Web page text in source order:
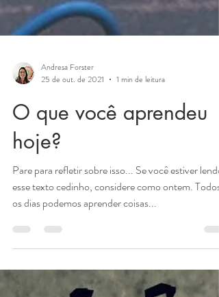
Andresa Forster
O que você aprendeu
hoje?